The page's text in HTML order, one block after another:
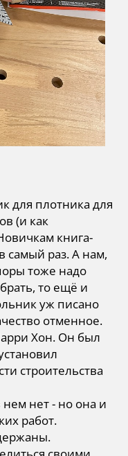
для плотника для
(и как
книга-
самый раз. А нам,
тоже надо
то ещё и
уж писано
отменное.
Хон. Он был
строительства
нем нет - но она и
работ.